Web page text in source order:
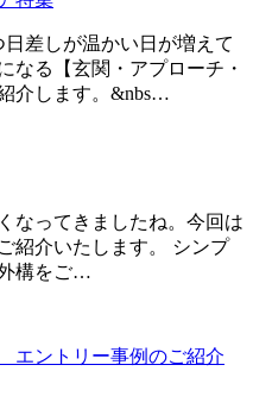
差しが温かい日が増えて
なる【玄関・アプローチ・
介します。&nbs…
なってきましたね。今回は
紹介いたします。 シンプ
構をご…
エントリー事例のご紹介